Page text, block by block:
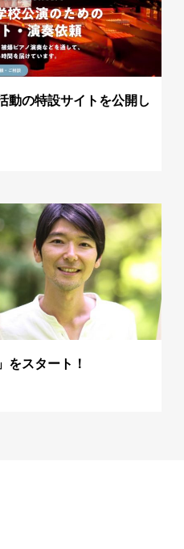
動の特設サイトを公開し
をスタート！